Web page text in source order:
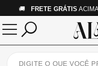
🚚 FRETE GRÁTIS